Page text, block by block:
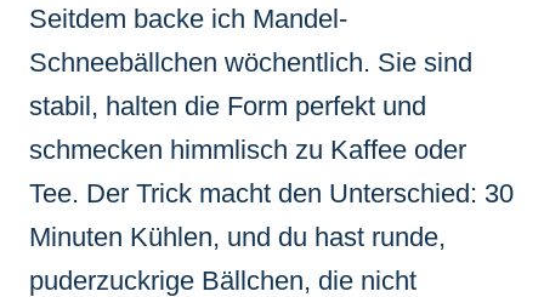
Seitdem backe ich Mandel-
Schneebällchen wöchentlich. Sie sind
stabil, halten die Form perfekt und
schmecken himmlisch zu Kaffee oder
Tee. Der Trick macht den Unterschied: 30
Minuten Kühlen, und du hast runde,
puderzuckrige Bällchen, die nicht